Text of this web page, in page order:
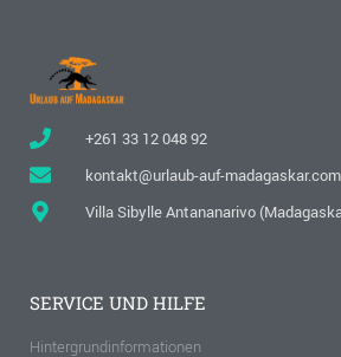
+261 33 12 048 92
kontakt@urlaub-auf-madagaskar.com
Villa Sibylle Antananarivo
SERVICE UND HILFE
Hintergrundinformationen